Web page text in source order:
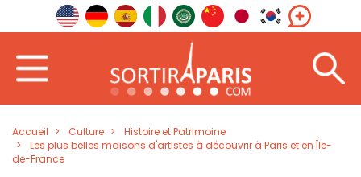
Accueil Culture
Histoire et Patrimoine
Les plus belles maisons d'artistes à découvrir à Paris et en Île-
de-France